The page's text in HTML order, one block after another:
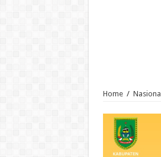
Home / Nasional